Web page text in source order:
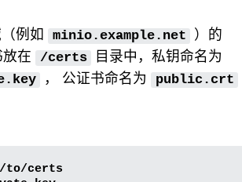
例如 minio.example.net
）的
在
/certs 目录中，私钥命名为
， 公证书命名为 public.crt